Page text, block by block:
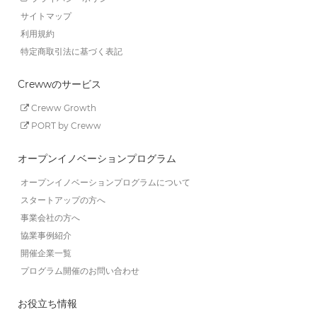
サイトマップ
利用規約
特定商取引法に基づく表記
Crewwのサービス
Creww Growth
PORT by Creww
オープンイノベーションプログラム
オープンイノベーションプログラムについて
スタートアップの方へ
事業会社の方へ
協業事例紹介
開催企業一覧
プログラム開催のお問い合わせ
お役立ち情報